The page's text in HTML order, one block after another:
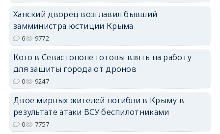
erid: 2SDnjdvhGXG
Ханский дворец возглавил бывший
замминистра юстиции Крыма
6 9772
Кого в Севастополе готовы взять на работу
для защиты города от дронов
0 9247
Двое мирных жителей погибли в Крыму в
результате атаки ВСУ беспилотниками
0 7757